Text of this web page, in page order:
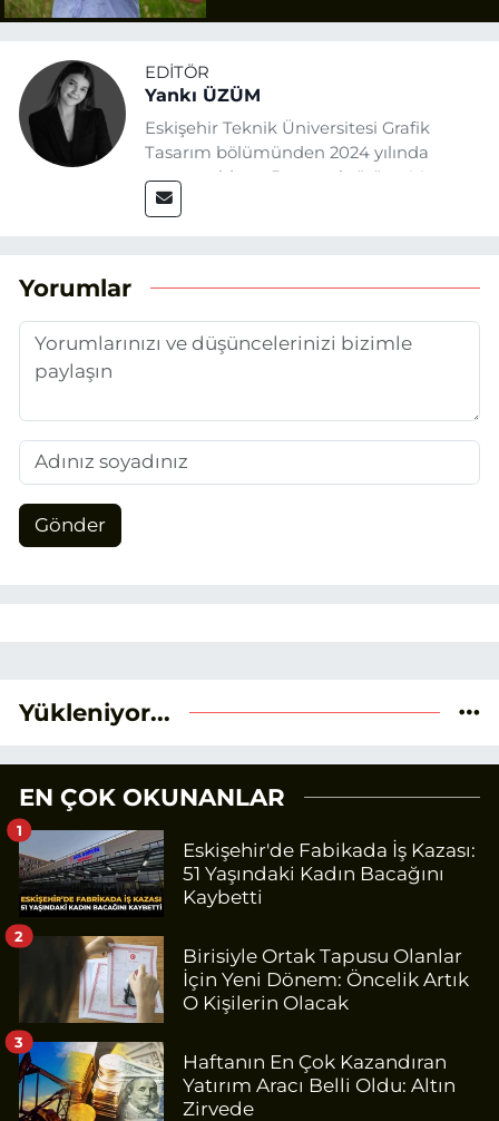
EDITÖR
Yankı ÜZÜM
Eskişehir Teknik Üniversitesi Grafik
Tasarım bölümünden 2024 yılında
mezun oldum. Basın sektörüne Mayıs
2025’te Eskişehir Haber Ajansı ile adım
aktarmayı hedefliyorum.
Yorumlar
Gönder
Yükleniyor...
EN ÇOK OKUNANLAR
Eskişehir'de Fabikada İş Kazası:
51 Yaşındaki Kadın Bacağını
Kaybetti
1
Birisiyle Ortak Tapusu Olanlar
İçin Yeni Dönem: Öncelik Artık
O Kişilerin Olacak
2
Haftanın En Çok Kazandıran
Yatırım Aracı Belli Oldu: Altın
Zirvede
3